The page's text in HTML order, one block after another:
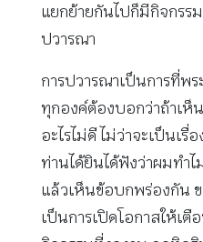
แยกย้ายกันไปก็มีกิจกรร
ปวารณา
การปวารณาเป็นการที่
ทุกองค์ต้องบอกว่าถ้าเห็
อะไรไม่ดี ไม่ว่าจะเป็นเ
ท่านได้ยินได้ฟังว่าผมทำ
แล้วเห็นข้อบกพร่องกัน
เป็นการเปิดโอกาสให้เ